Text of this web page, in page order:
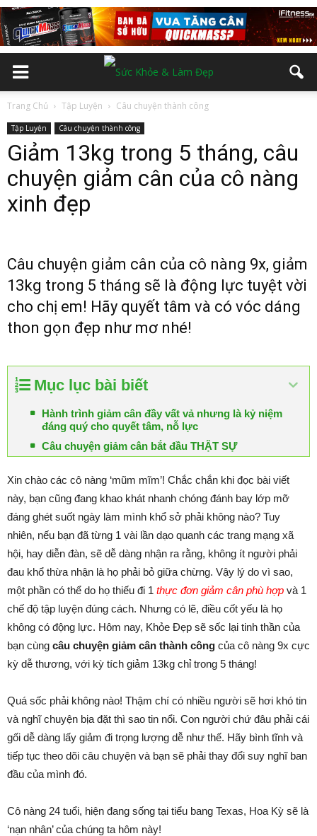
Trang Chủ Tập Luyện Câu chuyện thành công
Tập Luyện Câu chuyện thành công
Giảm 13kg trong 5 tháng, câu
chuyện giảm cân của cô nàng
xinh đẹp
Câu chuyện giảm cân của cô nàng 9x, giảm
13kg trong 5 tháng sẽ là động lực tuyệt vời
cho chị em! Hãy quyết tâm và có vóc dáng
thon gọn đẹp như mơ nhé!
Mục lục bài biết
Hành trình giảm cân đầy vất vả nhưng là kỷ niệm
đáng quý cho quyết tâm, nỗ lực
Câu chuyện giảm cân bắt đầu THẬT SỰ
Xin chào các cô nàng ‘mũm mĩm’! Chắc chắn khi đọc bài viết
này, bạn cũng đang khao khát nhanh chóng đánh bay lớp mỡ
đáng ghét suốt ngày làm mình khổ sở phải không nào? Tuy
nhiên, nếu bạn đã từng 1 vài lần dạo quanh các trang mạng xã
hội, hay diễn đàn, sẽ dễ dàng nhận ra rằng, không ít người phải
đau khổ thừa nhận là họ phải bỏ giữa chừng. Vậy lý do vì sao,
một phần có thể do họ thiếu đi 1 thực đơn giảm cân phù hợp và 1
chế độ tập luyện đúng cách. Nhưng có lẽ, điều cốt yếu là họ
không có động lực. Hôm nay, Khỏe Đẹp sẽ sốc lại tinh thần của
bạn cùng câu chuyện giảm cân thành công của cô nàng 9x cực
kỳ dễ thương, với kỳ tích giảm 13kg chỉ trong 5 tháng!
Quá sốc phải không nào! Thậm chí có nhiều người sẽ hơi khó tin
và nghĩ chuyện bịa đặt thì sao tin nổi. Con người chứ đâu phải cái
gối dễ dàng lấy giảm đi trọng lượng dễ như thế. Hãy bình tĩnh và
tiếp tục theo dõi câu chuyện và bạn sẽ phải thay đổi suy nghĩ ban
đầu của mình đó.
Cô nàng 24 tuổi, hiện đang sống tại tiểu bang Texas, Hoa Kỳ sẽ là
‘nạn nhân’ của chúng ta hôm này!